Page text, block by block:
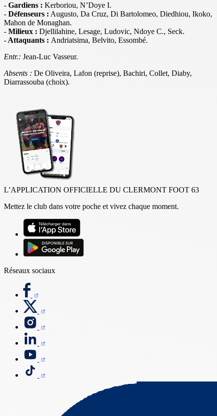
- Gardiens : Kerboriou, N’Doye I.
- Défenseurs : Augusto, Da Cruz, Di Bartolomeo, Diedhiou, Ikoko,
Mahon de Monaghan.
- Milieux : Djellilahine, Lesage, Ludovic, Ndoye C., Seck.
- Attaquants : Andriatsima, Belvito, Essombé.
Entr.: Jean-Luc Vasseur.
Absents : De Oliveira, Lafon (reprise), Bachiri, Collet, Diaby,
Diarrassouba (choix).
L’APPLICATION OFFICIELLE DU CLERMONT FOOT 63
Mettez le club dans votre poche et vivez chaque moment.
Réseaux sociaux